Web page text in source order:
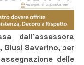
dall’assessora
Savarino, per
delle